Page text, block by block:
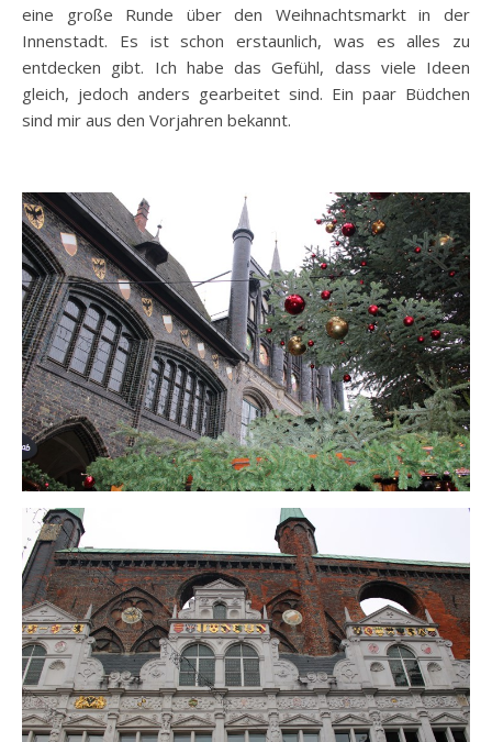
eine große Runde über den Weihnachtsmarkt in der
Innenstadt. Es ist schon erstaunlich, was es alles zu
entdecken gibt. Ich habe das Gefühl, dass viele Ideen
gleich, jedoch anders gearbeitet sind. Ein paar Büdchen
sind mir aus den Vorjahren bekannt.